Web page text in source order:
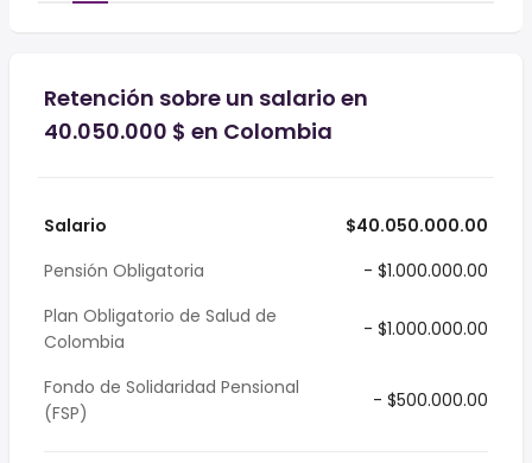
Retención sobre un salario en
40.050.000 $ en Colombia
Salario
$40.050.000.00
Pensión Obligatoria
- $1.000.000.00
Plan Obligatorio de Salud de
Colombia
- $1.000.000.00
Fondo de Solidaridad Pensional
(FSP)
- $500.000.00